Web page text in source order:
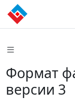
Формат
версии 3